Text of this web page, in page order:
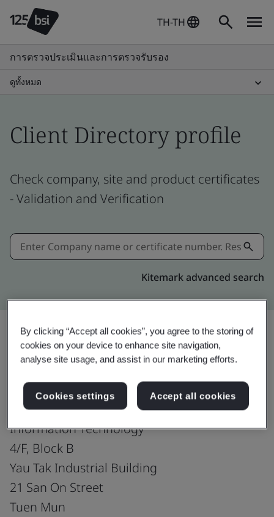
TH-TH
การตรวจประเมินและการตรวจรับรอง
ดูทั้งหมด
Client Directory profile
Check company, site and product certificates
- Validation and Verification
Kitemark advanced search
แชร์: อัปเกรด
Hong Kong Telecommunications (HKT) Ltd.
Information Technology
4/F, Block B
Yau Tak Industrial Building
21 San On Street
Tuen Mun
By clicking “Accept all cookies”, you agree to the storing of
cookies on your device to enhance site navigation,
analyse site usage, and assist in our marketing efforts.
Cookies settings Accept all cookies